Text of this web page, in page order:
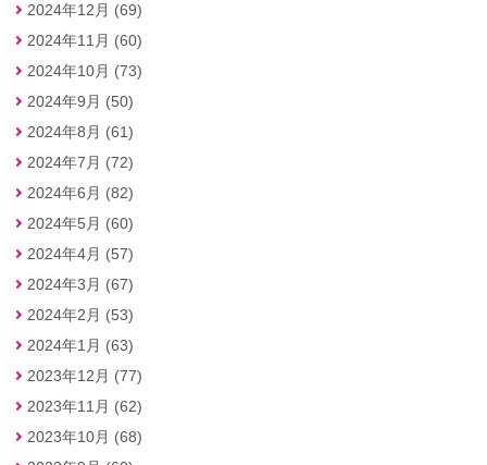
2024年12月 (69)
2024年11月 (60)
2024年10月 (73)
2024年9月 (50)
2024年8月 (61)
2024年7月 (72)
2024年6月 (82)
2024年5月 (60)
2024年4月 (57)
2024年3月 (67)
2024年2月 (53)
2024年1月 (63)
2023年12月 (77)
2023年11月 (62)
2023年10月 (68)